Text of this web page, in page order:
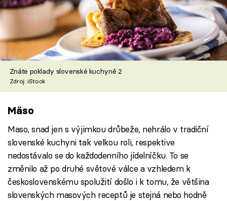
Znáte poklady slovenské kuchyně 2
Zdroj: iStock
Mäso
Maso, snad jen s výjimkou drůbeže, nehrálo v tradiční
slovenské kuchyni tak velkou roli, respektive
nedostávalo se do každodenního jídelníčku. To se
změnilo až po druhé světové válce a vzhledem k
československému spolužití došlo i k tomu, že většina
slovenských masových receptů je stejná nebo hodně